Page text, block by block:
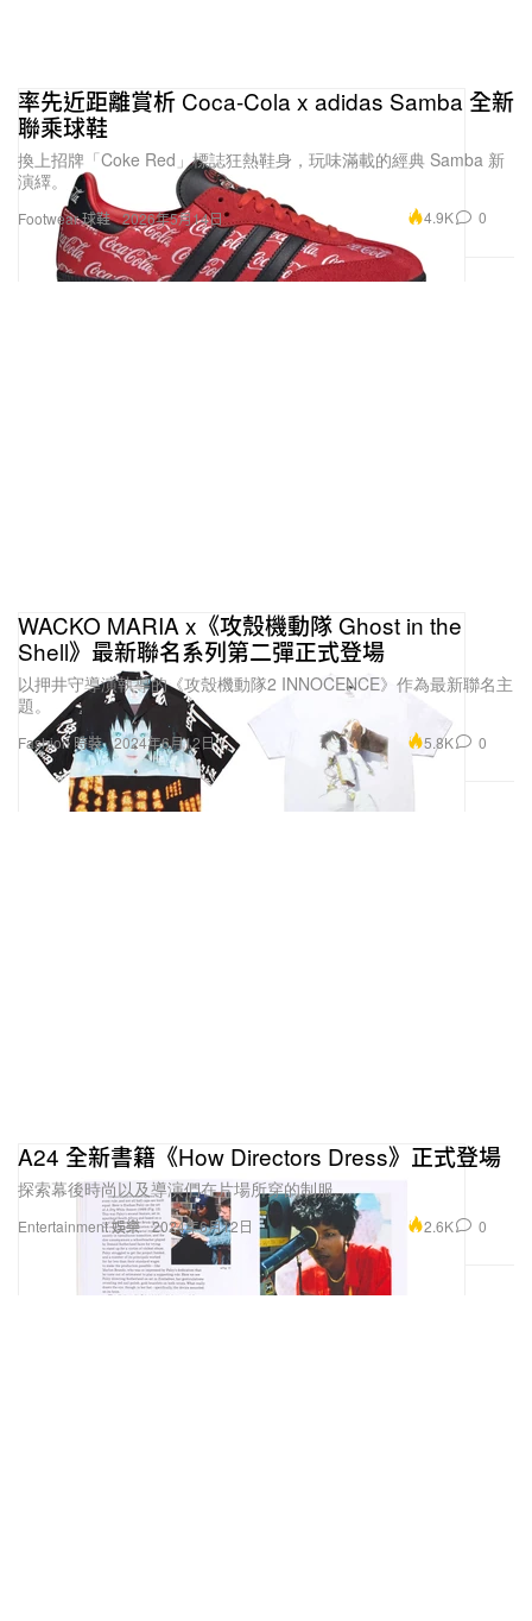
Footwear 球鞋
率先近距離賞析 Coca-Cola x adidas Samba 全新
聯乘球鞋
換上招牌「Coke Red」標誌狂熱鞋身，玩味滿載的經典 Samba 新
演繹。
2026年5月14日 4.9K 0
Fashion 時裝
WACKO MARIA x《攻殼機動隊 Ghost in the
Shell》最新聯名系列第二彈正式登場
以押井守導演執導的《攻殼機動隊2 INNOCENCE》作為最新聯名主
題。
2024年6月12日 5.8K 0
Entertainment 娛樂
A24 全新書籍《How Directors Dress》正式登場
探索幕後時尚以及導演們在片場所穿的制服。
2024年6月12日 2.6K 0